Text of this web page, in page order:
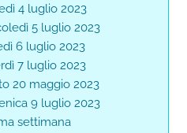
4 luglio 2023
5 luglio 2023
6 luglio 2023
7 luglio 2023
20 maggio 2023
9 luglio 2023
settimana